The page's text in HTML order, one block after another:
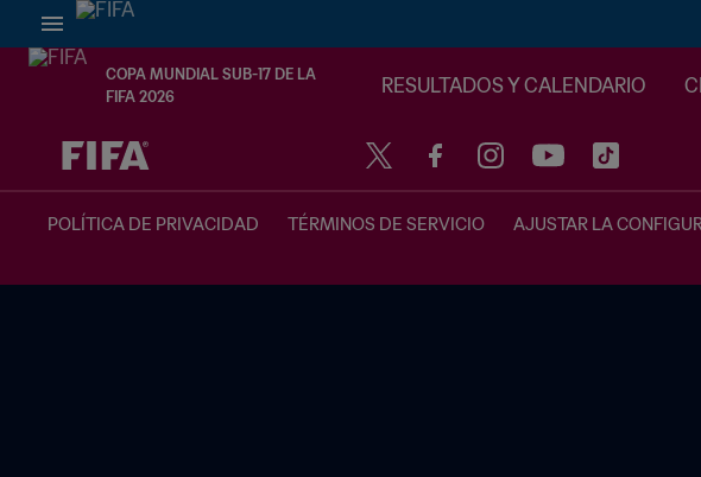
COPA MUNDIAL SUB-17 DE LA
FIFA 2026
RESULTADOS Y CALENDARIO
{equipoLocal} - {equipoVisitante}
POLÍTICA DE PRIVACIDAD TÉRMINOS DE SERVICIO AJUSTAR LA